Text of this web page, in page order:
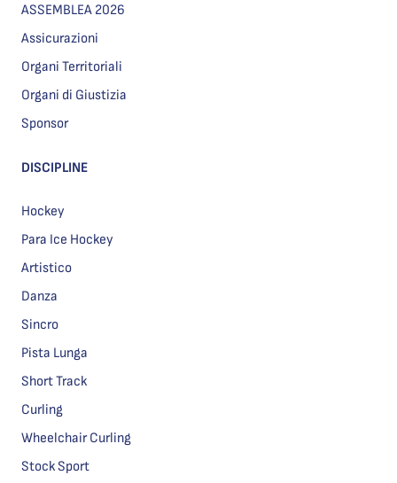
ASSEMBLEA 2026
Assicurazioni
Organi Territoriali
Organi di Giustizia
Sponsor
DISCIPLINE
Hockey
Para Ice Hockey
Artistico
Danza
Sincro
Pista Lunga
Short Track
Curling
Wheelchair Curling
Stock Sport